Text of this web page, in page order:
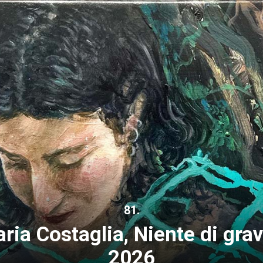
81.
Costaglia, Niente di
2026